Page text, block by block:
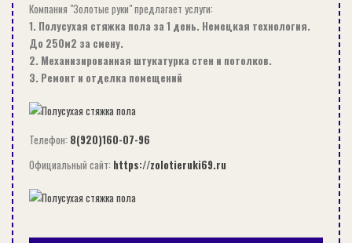
Компания "Золотые руки" предлагает услуги:
1. Полусухая стяжка пола за 1 день. Немецкая технология.
До 250м2 за смену.
2. Механизированная штукатурка стен и потолков.
3. Ремонт и отделка помещений
Телефон: 8(920)160-07-96
Официальный сайт: https://zolotieruki69.ru